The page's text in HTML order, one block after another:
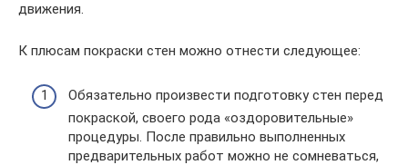
движения.
К плюсам покраски стен можно отнести следующее:
Обязательно произвести подготовку стен перед
покраской, своего рода «оздоровительные»
процедуры. После правильно выполненных
предварительных работ можно не сомневаться,